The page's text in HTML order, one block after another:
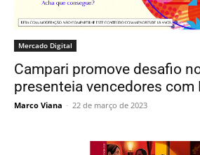
Mercado Digital
Campari promove desafio
presenteia vencedores com
Marco Viana - 22 de março de 2023